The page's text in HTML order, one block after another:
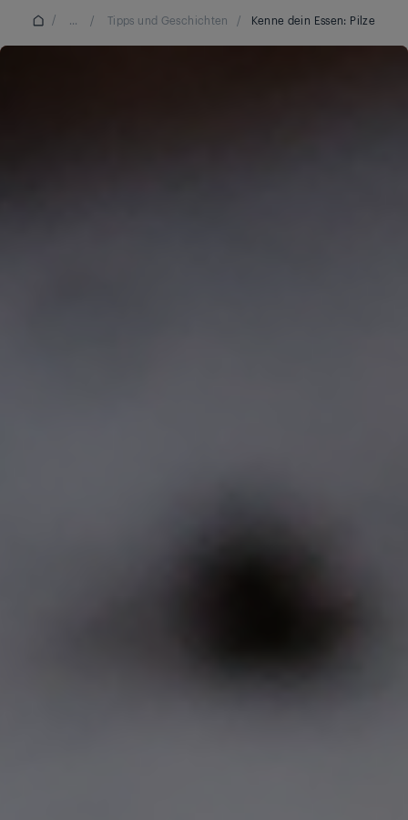
/ ... / Tipps und Geschichten / Kenne dein Essen: Pilze